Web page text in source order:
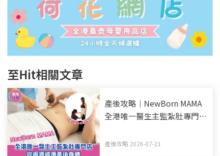
至Hit相關文章
產後攻略｜NewBorn MAMA
全港唯一醫生主監紮肚專門店
源修復產後身體
產後攻略 2026-07-21